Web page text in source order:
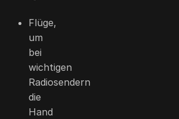
Flüge,
um
bei
wichtigen
Radiosendern
die
Hand